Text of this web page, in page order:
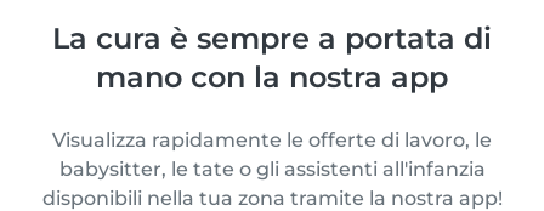
La cura è sempre a portata di
mano con la nostra app
Visualizza rapidamente le offerte di lavoro, le
babysitter, le tate o gli assistenti all'infanzia
disponibili nella tua zona tramite la nostra app!